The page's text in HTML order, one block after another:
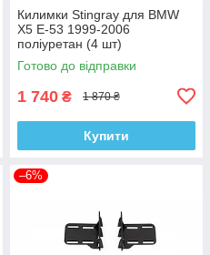
Килимки Stingray для BMW
X5 E-53 1999-2006
поліуретан (4 шт)
Готово до відправки
1 740 ₴ 1 870 ₴
Купити
–6%